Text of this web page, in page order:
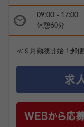
09:00～17:00
休憩60分
≪９月勤務開始！郵